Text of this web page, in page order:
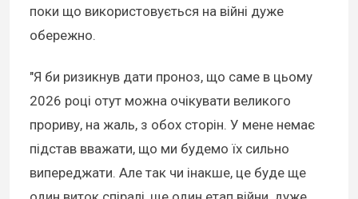
поки що використовується на війні дуже
обережно.
"Я би ризикнув дати проноз, що саме в цьому
2026 році отут можна очікувати великого
прориву, на жаль, з обох сторін. У мене немає
підстав вважати, що ми будемо їх сильно
випереджати. Але так чи інакше, це буде ще